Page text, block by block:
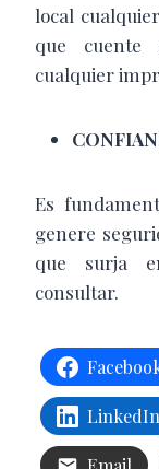
local
que cuente
cualquier
Es
genere
que surja
consultar.
LinkedIn